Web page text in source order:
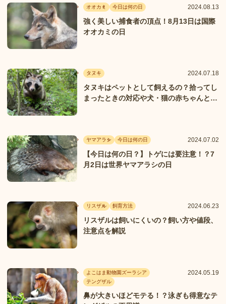
オオカミ 今日は何の日 2024.08.13
強く美しい捕食者の頂点！8月13日は国際
オオカミの日
タヌキ 2024.07.18
タヌキはペットとして飼えるの？拾ってし
まったときの対応や犬・猫の赤ちゃんとの
ヤマアラシ 今日は何の日 2024.07.02
【今日は何の日？】トゲには要注意！？7
月2日は世界ヤマアラシの日
リスザル 飼育方法 2024.06.23
リスザルは飼いにくいの？飼い方や値段、
注意点を解説
よこはま動物園ズーラシア
テングザル
2024.05.19
鼻が大きいほどモテる！？泳ぎも得意なテ